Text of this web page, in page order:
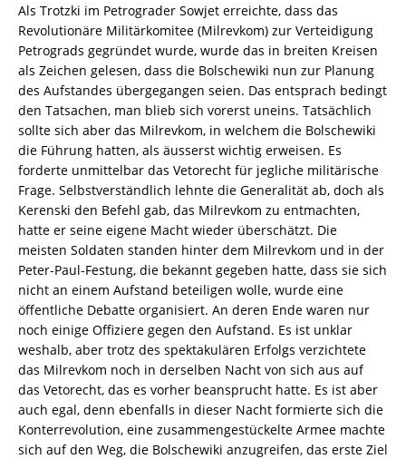
Als Trotzki im Petrograder Sowjet erreichte, dass das
Revolutionäre Militärkomitee (Milrevkom) zur Verteidigung
Petrograds gegründet wurde, wurde das in breiten Kreisen
als Zeichen gelesen, dass die Bolschewiki nun zur Planung
des Aufstandes übergegangen seien. Das entsprach bedingt
den Tatsachen, man blieb sich vorerst uneins. Tatsächlich
sollte sich aber das Milrevkom, in welchem die Bolschewiki
die Führung hatten, als äusserst wichtig erweisen. Es
forderte unmittelbar das Vetorecht für jegliche militärische
Frage. Selbstverständlich lehnte die Generalität ab, doch als
Kerenski den Befehl gab, das Milrevkom zu entmachten,
hatte er seine eigene Macht wieder überschätzt. Die
meisten Soldaten standen hinter dem Milrevkom und in der
Peter-Paul-Festung, die bekannt gegeben hatte, dass sie sich
nicht an einem Aufstand beteiligen wolle, wurde eine
öffentliche Debatte organisiert. An deren Ende waren nur
noch einige Offiziere gegen den Aufstand. Es ist unklar
weshalb, aber trotz des spektakulären Erfolgs verzichtete
das Milrevkom noch in derselben Nacht von sich aus auf
das Vetorecht, das es vorher beansprucht hatte. Es ist aber
auch egal, denn ebenfalls in dieser Nacht formierte sich die
Konterrevolution, eine zusammengestückelte Armee machte
sich auf den Weg, die Bolschewiki anzugreifen, das erste Ziel